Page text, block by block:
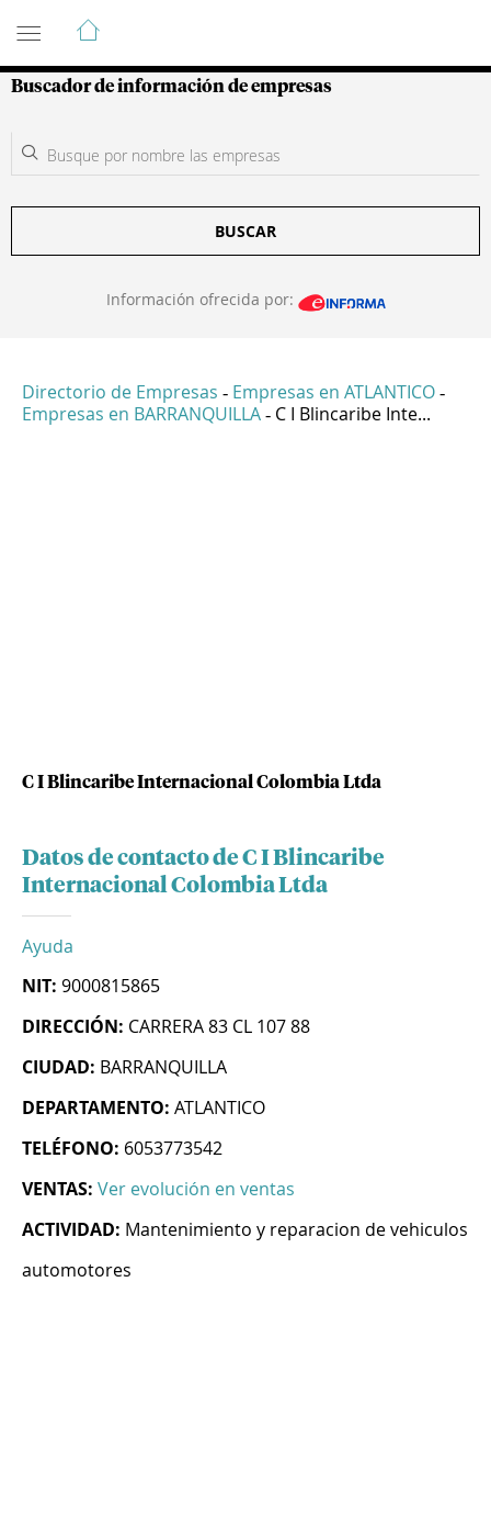
Guía de Empresas Colombianas
Buscador de información de empresas
BUSCAR
Información ofrecida por:
Directorio de Empresas - Empresas en ATLANTICO -
Empresas en BARRANQUILLA - C I Blincaribe Inte...
C I Blincaribe Internacional Colombia Ltda
Datos de contacto de C I Blincaribe
Internacional Colombia Ltda
Ayuda
NIT: 9000815865
DIRECCIÓN: CARRERA 83 CL 107 88
CIUDAD: BARRANQUILLA
DEPARTAMENTO: ATLANTICO
TELÉFONO: 6053773542
VENTAS: Ver evolución en ventas
ACTIVIDAD: Mantenimiento y reparacion de vehiculos
automotores